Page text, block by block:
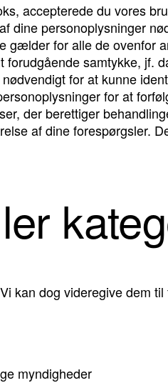
accepterede du vores
dine personoplysninger
gælder for alle de ovenfor
samtykke, jf.
for at kunne
for at
der berettiger
af dine forespørgsler.
kan dog videregive dem
myndigheder